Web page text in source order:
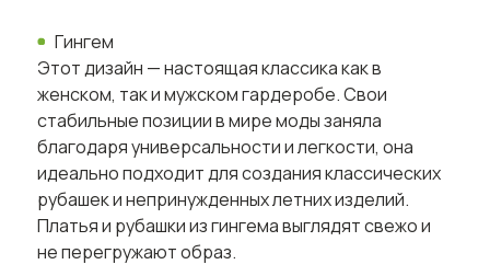
Гингем
Этот дизайн — настоящая классика как в
женском, так и мужском гардеробе. Свои
стабильные позиции в мире моды заняла
благодаря универсальности и легкости, она
идеально подходит для создания классических
рубашек и непринужденных летних изделий.
Платья и рубашки из гингема выглядят свежо и
не перегружают образ.